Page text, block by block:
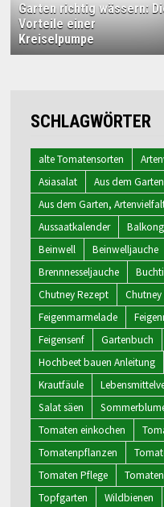
Garten richtig wässern:
Vorteile einer
Kreiselpumpe
SCHLAGWÖRTER
alte Tomatensorten
Asiasalat
Aus dem Garten
Aus dem Garten,
Aussaatkalender
Beinwell
Beinwelljauche
Brennnesseljauche
Chutney Rezept
Feigenmarmelade
Feigensenf
Gartenbuch
Hochbeet bauen Anleitung
Krautfäule
Salat säen
Tomaten einkochen
Tomatenpflanzen
Tomaten Pflege
Topfgarten
Wildbienen